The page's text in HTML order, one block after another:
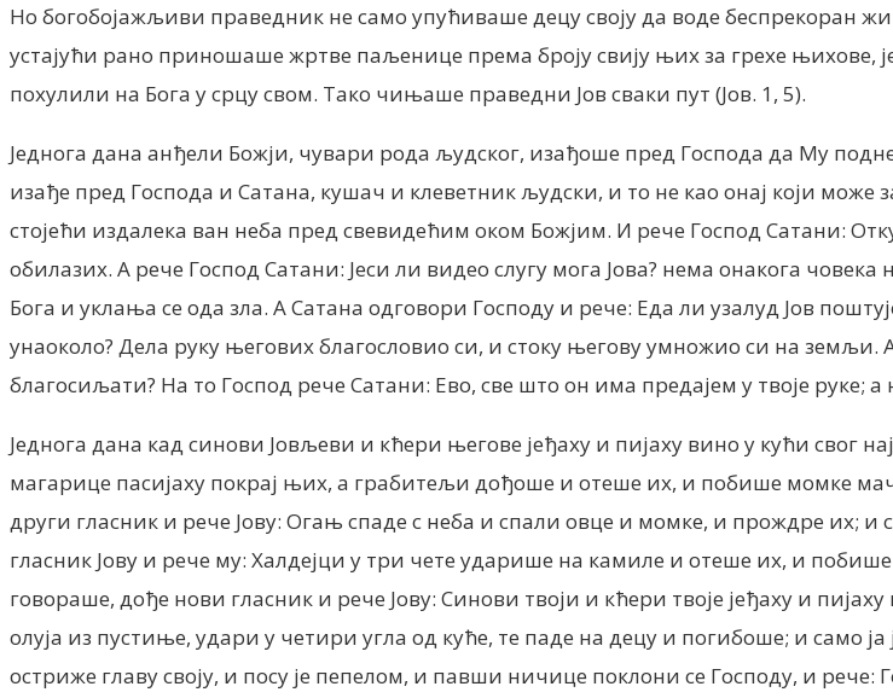
Но богобојажљиви праведник не само упућиваше децу своју да воде беспрекоран
устајући рано приношаше жртве паљенице према броју свију њих за грехе њихове,
похулили на Бога у срцу свом. Тако чињаше праведни Јов сваки пут (Јов. 1, 5).
Једнога дана анђели Божји, чувари рода људског, изађоше пред Господа да Му
изађе пред Господа и Сатана, кушач и клеветник људски, и то не као онај који може
стојећи издалека ван неба пред свевидећим оком Божјим. И речe Господ Сатани:
обилазих. А рече Господ Сатани: Јеси ли видео слугу мога Јова? нема онакога
Бога и уклања се ода зла. А Сатана одговори Господу и рече: Еда ли узалуд Јов
унаоколо? Дела руку његових благословио си, и стоку његову умножио си на
благосиљати? На то Господ рече Сатани: Ево, све што он има предајем у твоје руке;
Једнога дана кад синови Јовљеви и кћери његове јеђаху и пијаху вино у кући свог
магарице пасијаху покрај њих, а грабитељи дођоше и отеше их, и побише момке
други гласник и рече Јову: Огањ спаде с неба и спали овце и момке, и прождре их; и
гласник Јову и рече му: Халдејци у три чете ударише на камиле и отеше их, и
говораше, дође нови гласник и рече Јову: Синови твоји и кћери твоје јеђаху и
олуја из пустиње, удари у четири угла од куће, те паде на децу и погибоше; и само
остриже главу своју, и посу је пепелом, и павши ничице поклони се Господу, и рече: